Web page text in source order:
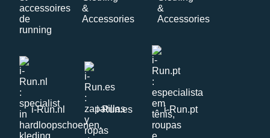
i-Run.nl i-Run.es i-Run.pt